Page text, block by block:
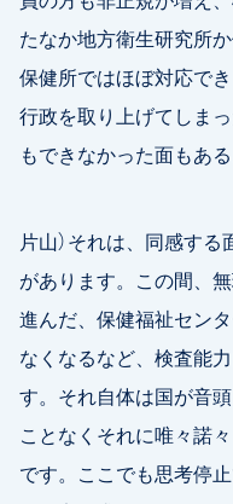
たなか地方衛生研究所
保健所ではほぼ対応で
行政を取り上げてしま
もできなかった面もあ
片山）それは、同感す
があります。この間、
進んだ、保健福祉セン
なくなるなど、検査能
す。それ自体は国が音
ことなくそれに唯々諾
です。ここでも思考停